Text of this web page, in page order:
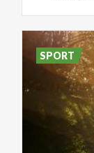
SPORT